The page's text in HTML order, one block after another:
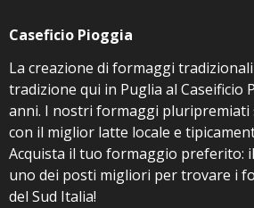
Caseficio Pioggia
La creazione di formaggi
tradizione qui in Puglia al Caseificio
anni. I nostri formaggi
con il miglior latte locale e
Acquista il tuo formaggio preferito:
uno dei posti migliori per trovare i
del Sud Italia!